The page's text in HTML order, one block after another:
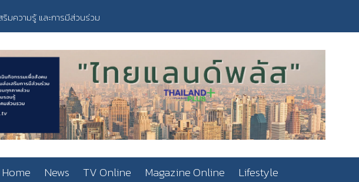
มความรู้ และการมีส่วนร่วม
Home News TV Online Magazine Online Lifestyle